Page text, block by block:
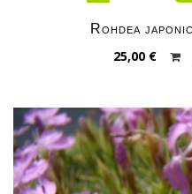
Rohdea
25,00 €